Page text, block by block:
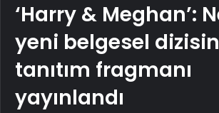
‘Harry & Meghan’:
yeni belgesel
tanıtım fragmanı
yayınlandı